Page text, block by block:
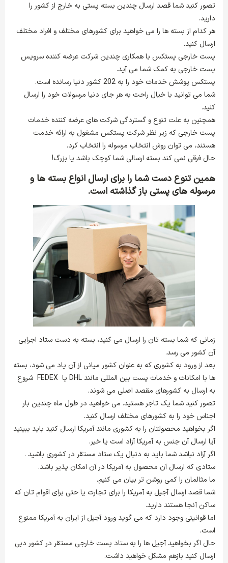
تصور کنید شما قصد ارسال چندین بسته پستی به خارج از کشور را
دارید.
هر کدام از بسته ها را می خواهید برای کشورهای مختلف و افراد مختلف
ارسال کنید.
پست خارجی پستکس با همکاری چندین شرکت عرضه کننده سرویس
پست خارجی به کمک شما می آید.
پستکس پوشش خدمات خود را به 202 کشور دنیا رسانده است.
شما می توانید با خیال راحت به هر جای دنیا مرسولات خود را ارسال
کنید.
همچنین به علت تنوع و گستردگی شرکت های عرضه کننده خدمات
پست خارجی که زیر نظر شرکت پستکس مشغول به ارائه خدمت
هستند، می توان روش انتخاب مرسوله را انتخاب کرد.
حال فرقی نمی کند بسته ارسالی شما کوچک باشد یا بزرگ!
همین تنوع دست شما را برای ارسال انواع بسته ها و
مرسوله های پستی باز گذاشته است.
زمانی که شما بسته تان را ارسال می کنید، بسته به دست ستاد اجرایی
آن کشور می رسد.
بعد از ورود به کشوری که به عنوان کشور میانی از آن یاد می شود، بسته
ها با امکانات و خدمات پست بین المللی مانند DHL یا FEDEX شروع
به ارسال به کشورهای مقصد اصلی می شوند.
تصور کنید شما یک تاجر هستید. می خواهید در طول ماه چندین بار
اجناس خود را به کشورهای مختلف ارسال کنید.
اگر بخواهید محصولتان را به کشوری مانند آمریکا ارسال کنید باید ببینید
آیا ارسال آن جنس به آمریکا آزاد است یا خیر.
اگر آزاد نباشد شما باید به دنبال یک ستاد مستقر در کشوری باشید .
ستادی که ارسال آن محصول به آمریکا در آن امکان پذیر باشد.
ما مثالمان را کمی روشن تر بیان می کنیم.
شما قصد ارسال آجیل به آمریکا را برای تجارت یا حتی برای اقوام تان که
ساکن آنجا هستند دارید.
اما قوانینی وجود دارد که می گوید ورود آجیل از ایران به آمریکا ممنوع
است.
حال اگر بخواهید آجیل ها را به ستاد پست خارجی مستقر در کشور دبی
ارسال کنید بازهم مشکل خواهید داشت.